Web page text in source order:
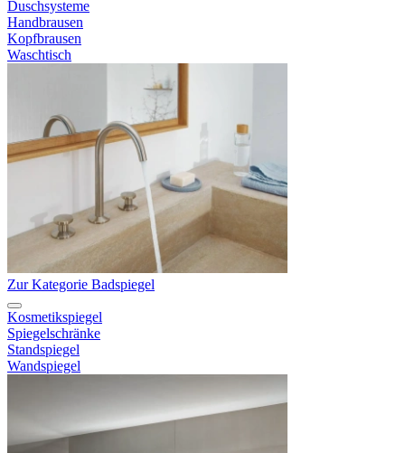
Duschsysteme
Handbrausen
Kopfbrausen
Waschtisch
Zur Kategorie Badspiegel
Kosmetikspiegel
Spiegelschränke
Standspiegel
Wandspiegel